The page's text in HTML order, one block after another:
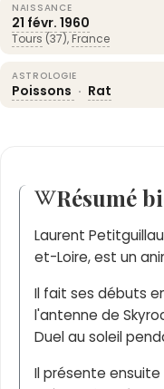
NAISSANCE
21 févr. 1960
Tours (37), France
ASTROLOGIE
Poissons · Rat
Résumé
Laurent
et-Loire, est un
Il fait ses débuts
l'antenne de
Duel au soleil
Il présente